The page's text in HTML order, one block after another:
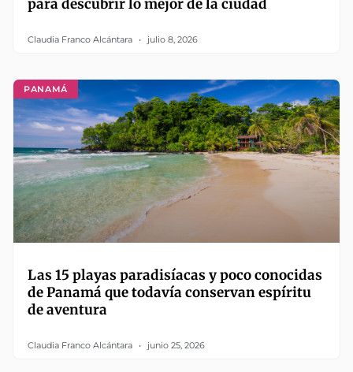
para descubrir lo mejor de la ciudad
Claudia Franco Alcántara julio 8, 2026
PANAMÁ
Las 15 playas paradisíacas y poco conocidas
de Panamá que todavía conservan espíritu
de aventura
Claudia Franco Alcántara junio 25, 2026